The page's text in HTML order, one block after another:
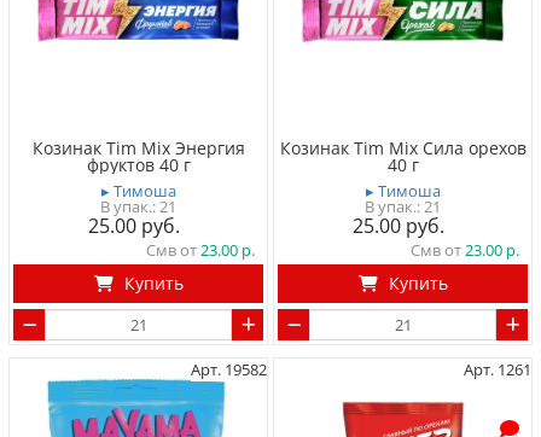
Козинак Tim Mix Энергия
фруктов 40 г
▸ Тимоша
21
25.00
Смв от23.00
Купить
Козинак Tim Mix Сила орехов
40 г
▸ Тимоша
21
25.00
Смв от23.00
Купить
Арт. 19582 Арт. 1261